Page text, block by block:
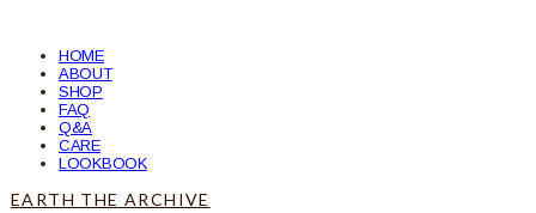
HOME
ABOUT
SHOP
FAQ
Q&A
CARE
LOOKBOOK
EARTH THE ARCHIVE